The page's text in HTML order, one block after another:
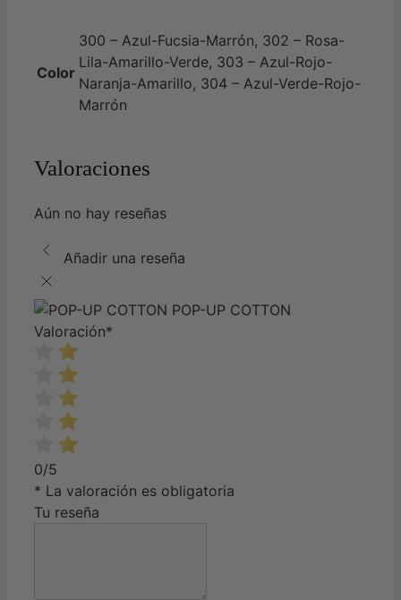
Color
300 – Azul-Fucsia-Marrón, 302 – Rosa-
Lila-Amarillo-Verde, 303 – Azul-Rojo-
Naranja-Amarillo, 304 – Azul-Verde-Rojo-
Marrón
Valoraciones
Aún no hay reseñas
Añadir una reseña
POP-UP COTTON
Valoración*
0/5
* La valoración es obligatoria
Tu reseña